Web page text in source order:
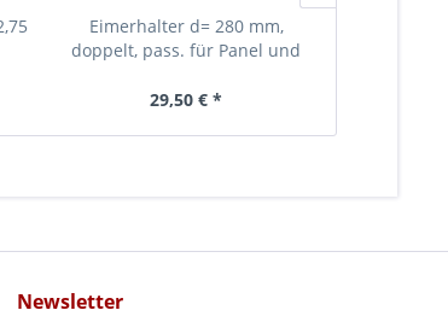
Eimerhalter d= 280 mm,
doppelt, pass. für Panel und
29,50 € *
Newsletter